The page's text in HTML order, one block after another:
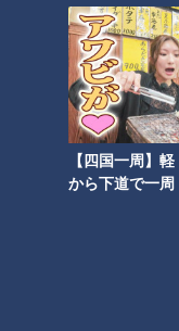
【四国一周】
から下道で一周
ツ過ぎる男たちに密着
【古川祭・起し太鼓】